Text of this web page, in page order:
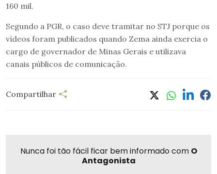
160 mil.
Segundo a PGR, o caso deve tramitar no STJ porque os
vídeos foram publicados quando Zema ainda exercia o
cargo de governador de Minas Gerais e utilizava
canais públicos de comunicação.
Compartilhar
Nunca foi tão fácil ficar bem informado com O
Antagonista